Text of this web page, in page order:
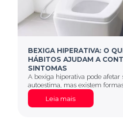
BEXIGA HIPERATIVA: O
HÁBITOS AJUDAM A
SINTOMAS
A bexiga hiperativa pode afetar
autoestima, mas existem
Leia mais